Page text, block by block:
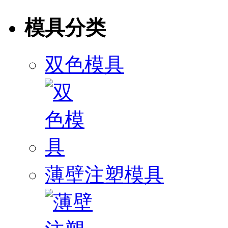
模具分类
双色模具
薄壁注塑模具